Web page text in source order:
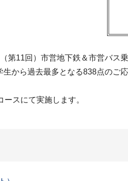
第11回）市営地下鉄＆市営バス
から過去最多となる838点のご応
スにて実施します。